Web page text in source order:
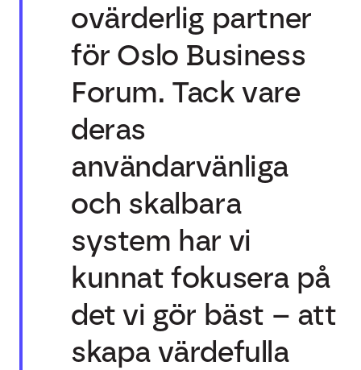
ovärderlig partner
för Oslo Business
Forum. Tack vare
deras
användarvänliga
och skalbara
system har vi
kunnat fokusera på
det vi gör bäst – att
skapa värdefulla